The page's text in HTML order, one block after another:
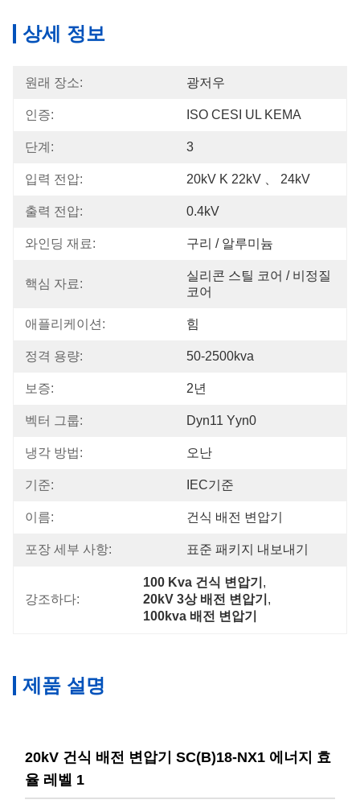
상세 정보
원래 장소: 광저우
인증: ISO CESI UL KEMA
단계: 3
입력 전압: 20kV K 22kV 、 24kV
출력 전압: 0.4kV
와인딩 재료: 구리 / 알루미늄
핵심 자료:
실리콘 스틸 코어 / 비정질
코어
애플리케이션: 힘
정격 용량: 50-2500kva
보증: 2년
벡터 그룹: Dyn11 Yyn0
냉각 방법: 오난
기준: IEC기준
이름: 건식 배전 변압기
포장 세부 사항: 표준 패키지 내보내기
강조하다:
100 Kva 건식 변압기 ,
20kV 3상 배전 변압기 ,
100kva 배전 변압기
제품 설명
20kV 건식 배전 변압기 SC(B)18-NX1 에너지 효
율 레벨 1